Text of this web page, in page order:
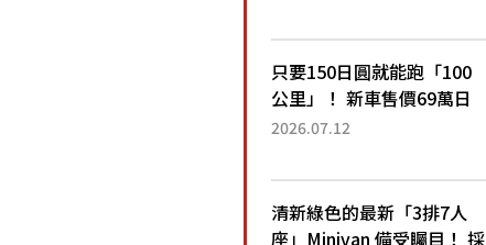
日圓就能跑100公里」「小
朋友坐得...
只要150日圓就能跑「100
公里」！ 新車售價69萬日
圓的「3人座」Trike大受歡
為何能迅速熱賣？
2026.07.12
清新綠色的最新「3排7人
座」Minivan 備受矚目！ 採